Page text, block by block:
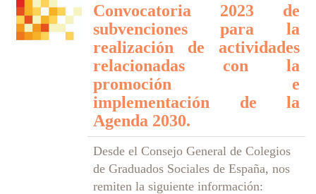
Convocatoria 2023 de
subvenciones para la
realización de actividades
relacionadas con la
promoción e
implementación de la
Agenda 2030.
Desde el Consejo General de Colegios
de Graduados Sociales de España, nos
remiten la siguiente información: